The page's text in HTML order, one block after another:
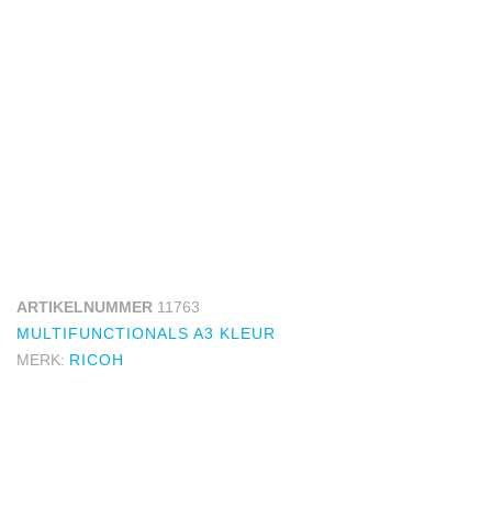
ARTIKELNUMMER 11763
MULTIFUNCTIONALS A3 KLEUR
MERK: RICOH